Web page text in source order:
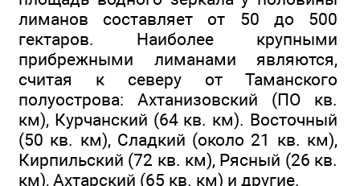
лиманов составляет от 50 до 500
гектаров. Наиболее крупными
прибрежными лиманами являются,
считая к северу от Таманского
полуострова: Ахтанизовский (ПО кв.
км), Курчанский (64 кв. км). Восточный
(50 кв. км), Сладкий (около 21 кв. км),
Кирпильский (72 кв. км), Рясный (26 кв.
км), Ахтарский (65 кв. км) и другие.